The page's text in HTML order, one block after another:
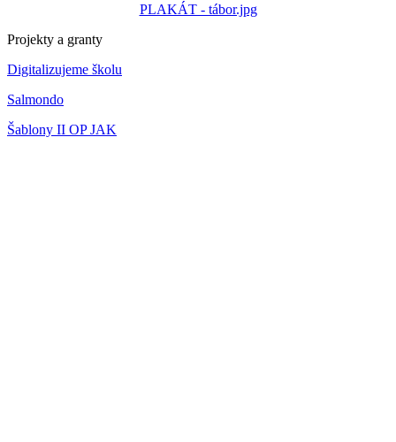
PLAKÁT - tábor.jpg
Projekty a granty
Digitalizujeme školu
Salmondo
Šablony II OP JAK